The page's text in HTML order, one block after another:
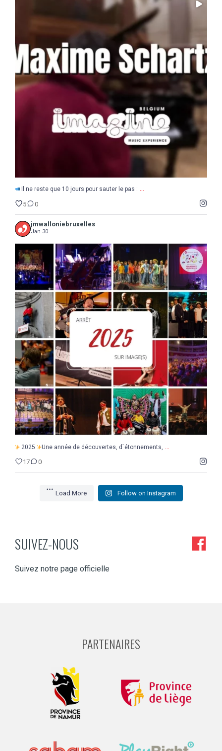
Il ne reste que 10 jours pour sauter le pas :
5
Il ne reste que 10 jours pour sauter le pas : ...
5 0
jmwalloniebruxelles
Jan 30
2025 Une année de découvertes, d`étonnements, ...
2025 Une année de découvertes, d`étonnements, ...
17 0
Load More Follow on Instagram
SUIVEZ-NOUS
Suivez notre page officielle
PARTENAIRES